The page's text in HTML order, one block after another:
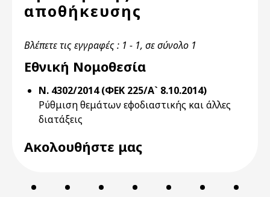
αποθήκευσης
Βλέπετε τις εγγραφές : 1 - 1, σε σύνολο 1
Εθνική Νομοθεσία
Ν. 4302/2014 (ΦΕΚ 225/Α` 8.10.2014)
Ρύθμιση θεμάτων εφοδιαστικής και άλλες
διατάξεις
Ακολουθήστε μας